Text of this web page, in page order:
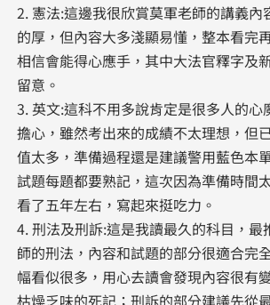
2. 憲法:這邊我很欣賞莫軍老師的講義內
的厚，但內容大多淺顯易懂，整本看完
相信會能得心應手，其中大法官釋字及
留意。
3. 英文:這科不用多說肯定是很多人的心
擔心，雖然考出來的成績不太理想，但
值太多，準備過程還是建議警用藍色本
試題每題都要熟記，這次因為準備時間
看了五年左右，寫起來挺吃力。
4. 刑法及刑訴:這是我讀最久的科目，最
師的刑法，內容和試題的部分很適合完
幅看似很多，用心去讀會發現內容很有
枯燥乏味的死記；刑訴的部分建議先從